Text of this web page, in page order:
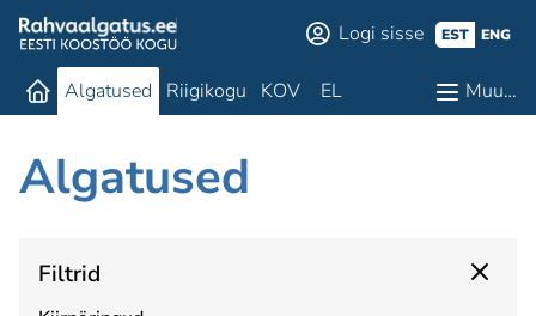
Logi sisse EST ENG
Algatused Riigikogu KOV EL Muu…
Algatused
Filtrid